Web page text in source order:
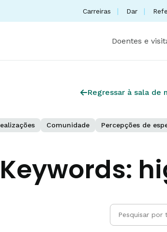
Carreiras Dar
Doentes e
Regressar à sala de
Comunidade Percepções de
Keywords: